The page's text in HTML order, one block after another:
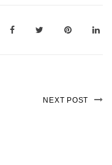
NEXT POST